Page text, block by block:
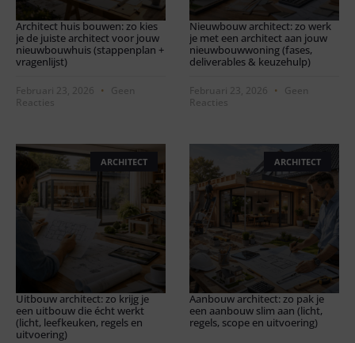
Architect huis bouwen: zo kies
je de juiste architect voor jouw
nieuwbouwhuis (stappenplan +
vragenlijst)
Februari 23, 2026
Geen
Reacties
Nieuwbouw architect: zo werk
je met een architect aan jouw
nieuwbouwwoning (fases,
deliverables & keuzehulp)
Februari 23, 2026
Geen
Reacties
ARCHITECT
Uitbouw architect: zo krijg je
een uitbouw die écht werkt
(licht, leefkeuken, regels en
uitvoering)
ARCHITECT
Aanbouw architect: zo pak je
een aanbouw slim aan (licht,
regels, scope en uitvoering)